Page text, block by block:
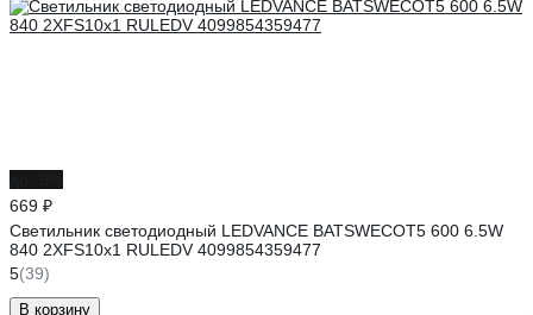
669 ₽
Светильник светодиодный LEDVANCE BATSWECOT5 600 6.5W
840 2XFS10x1 RULEDV 4099854359477
5(39)
В корзину